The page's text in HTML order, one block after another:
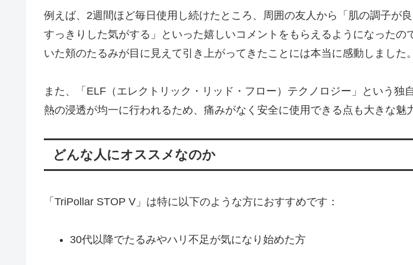
例えば、2週間ほど毎日使用し続けたところ、周囲の友人から「肌の調子が
すっきりした気がする」といった嬉しいコメントをもらえるようになったの
いた頬のたるみが目に見えて引き上がってきたことには本当に感動しました。
また、「ELF（エレクトリック・リッド・フロー）テクノロジー」という独
熱の浸透が均一に行われるため、痛みがなく安全に使用できる点も大きな魅
どんな人にオススメなのか
「TriPollar STOP V」は特に以下のような方におすすめです：
30代以降でたるみやハリ不足が気になり始めた方